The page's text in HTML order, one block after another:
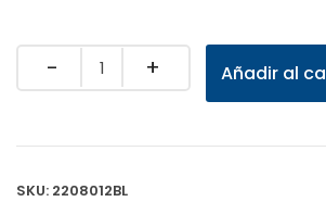
Quantity Añadir al
SKU: 2208012BL